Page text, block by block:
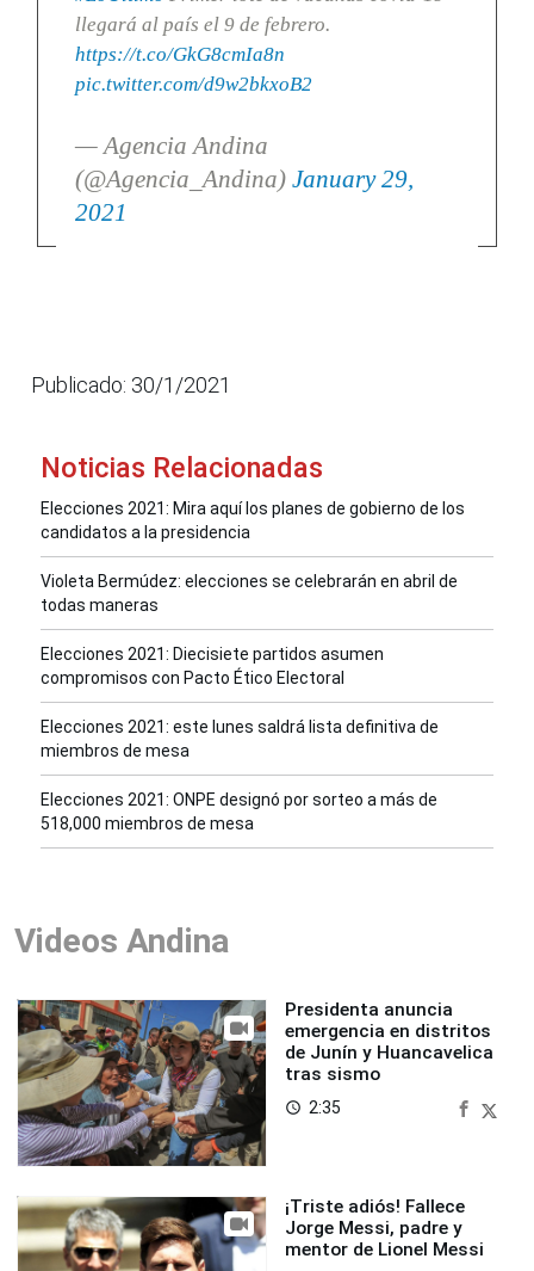
llegará al país el 9 de febrero.
https://t.co/GkG8cmIa8n
pic.twitter.com/d9w2bkxoB2
— Agencia Andina
(@Agencia_Andina) January 29,
2021
Publicado: 30/1/2021
Noticias Relacionadas
Elecciones 2021: Mira aquí los planes de gobierno de los
candidatos a la presidencia
Violeta Bermúdez: elecciones se celebrarán en abril de
todas maneras
Elecciones 2021: Diecisiete partidos asumen
compromisos con Pacto Ético Electoral
Elecciones 2021: este lunes saldrá lista definitiva de
miembros de mesa
Elecciones 2021: ONPE designó por sorteo a más de
518,000 miembros de mesa
Videos Andina
Presidenta anuncia
emergencia en distritos
de Junín y Huancavelica
tras sismo
access_time 2:35
¡Triste adiós! Fallece
Jorge Messi, padre y
mentor de Lionel Messi